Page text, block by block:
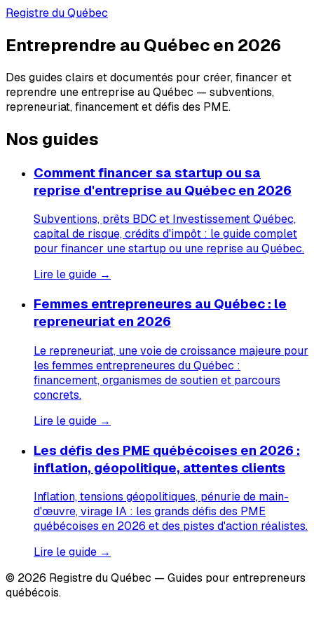
Registre du Québec
Entreprendre au Québec en 2026
Des guides clairs et documentés pour créer, financer et
reprendre une entreprise au Québec — subventions,
repreneuriat, financement et défis des PME.
Nos guides
Comment financer sa startup ou sa
reprise d'entreprise au Québec en 2026
Subventions, prêts BDC et Investissement Québec,
capital de risque, crédits d'impôt : le guide complet
pour financer une startup ou une reprise au Québec.
Lire le guide →
Femmes entrepreneures au Québec : le
repreneuriat en 2026
Le repreneuriat, une voie de croissance majeure pour
les femmes entrepreneures du Québec :
financement, organismes de soutien et parcours
concrets.
Lire le guide →
Les défis des PME québécoises en 2026 :
inflation, géopolitique, attentes clients
Inflation, tensions géopolitiques, pénurie de main-
d'œuvre, virage IA : les grands défis des PME
québécoises en 2026 et des pistes d'action réalistes.
Lire le guide →
© 2026 Registre du Québec — Guides pour entrepreneurs
québécois.